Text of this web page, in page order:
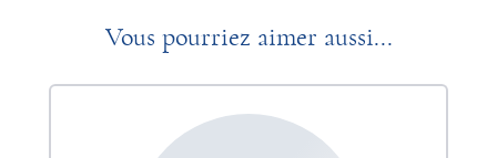
Vous pourriez aimer aussi...